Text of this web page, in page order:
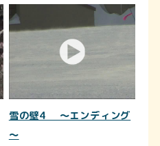
雪の壁4 ～エンディング
～